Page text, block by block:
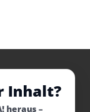
Inhalt?
heraus –